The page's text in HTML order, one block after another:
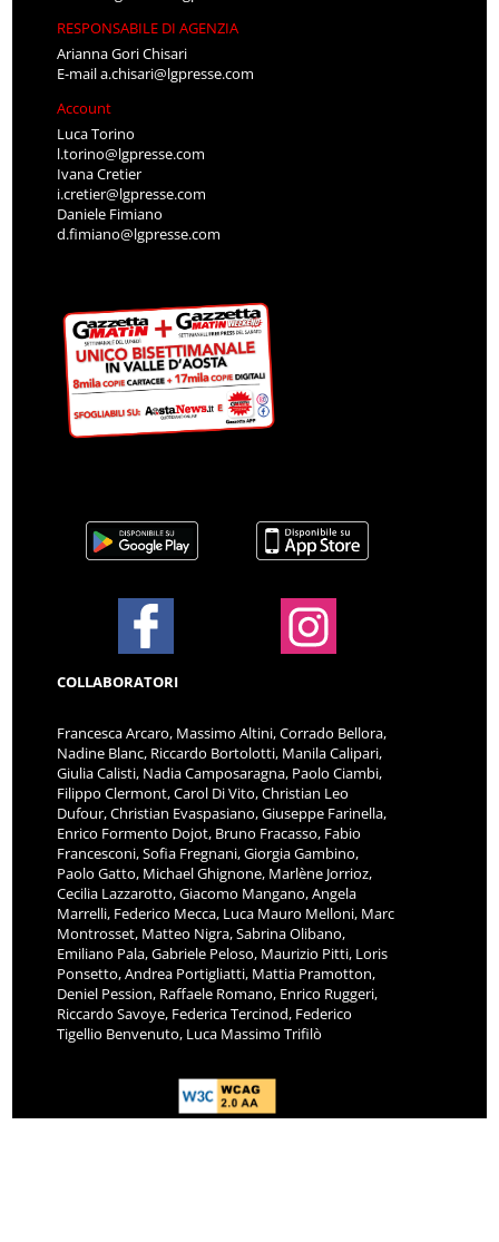
RESPONSABILE DI AGENZIA
Arianna Gori Chisari
E-maila.chisari@lgpresse.com
Account
Luca Torino
l.torino@lgpresse.com
Ivana Cretier
i.cretier@lgpresse.com
Daniele Fimiano
d.fimiano@lgpresse.com
COLLABORATORI
Francesca Arcaro, Massimo Altini, Corrado Bellora,
Nadine Blanc, Riccardo Bortolotti, Manila Calipari,
Giulia Calisti, Nadia Camposaragna, Paolo Ciambi,
Filippo Clermont, Carol Di Vito, Christian Leo
Dufour, Christian Evaspasiano, Giuseppe Farinella,
Enrico Formento Dojot, Bruno Fracasso, Fabio
Francesconi, Sofia Fregnani, Giorgia Gambino,
Paolo Gatto, Michael Ghignone, Marlène Jorrioz,
Cecilia Lazzarotto, Giacomo Mangano, Angela
Marrelli, Federico Mecca, Luca Mauro Melloni, Marc
Montrosset, Matteo Nigra, Sabrina Olibano,
Emiliano Pala, Gabriele Peloso, Maurizio Pitti, Loris
Ponsetto, Andrea Portigliatti, Mattia Pramotton,
Deniel Pession, Raffaele Romano, Enrico Ruggeri,
Riccardo Savoye, Federica Tercinod, Federico
Tigellio Benvenuto, Luca Massimo Trifilò